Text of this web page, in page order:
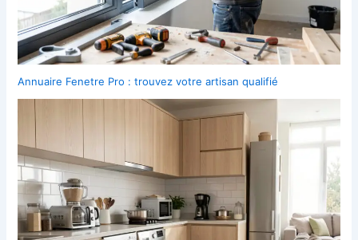
Annuaire Fenetre Pro : trouvez votre artisan qualifié